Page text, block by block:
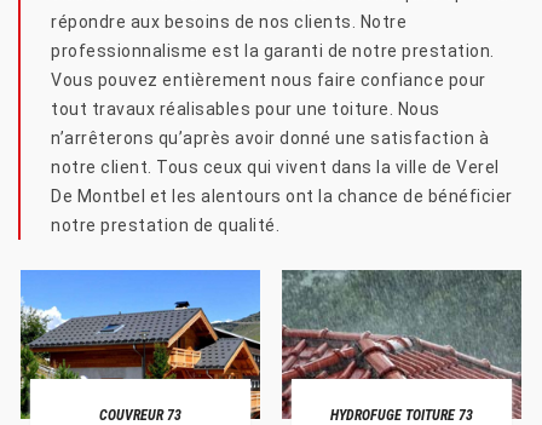
répondre aux besoins de nos clients. Notre
professionnalisme est la garanti de notre prestation.
Vous pouvez entièrement nous faire confiance pour
tout travaux réalisables pour une toiture. Nous
n’arrêterons qu’après avoir donné une satisfaction à
notre client. Tous ceux qui vivent dans la ville de Verel
De Montbel et les alentours ont la chance de bénéficier
notre prestation de qualité.
COUVREUR 73 HYDROFUGE TOITURE 73